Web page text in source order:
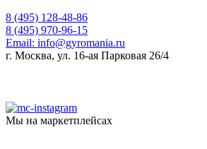
8 (495) 128-48-86
8 (495) 970-96-15
Email: info@gyromania.ru
г. Москва, ул. 16-ая Парковая 26/4
Мы на маркетплейсах